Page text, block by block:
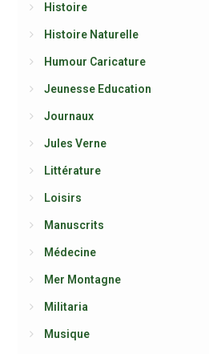
Histoire
Histoire Naturelle
Humour Caricature
Jeunesse Education
Journaux
Jules Verne
Littérature
Loisirs
Manuscrits
Médecine
Mer Montagne
Militaria
Musique